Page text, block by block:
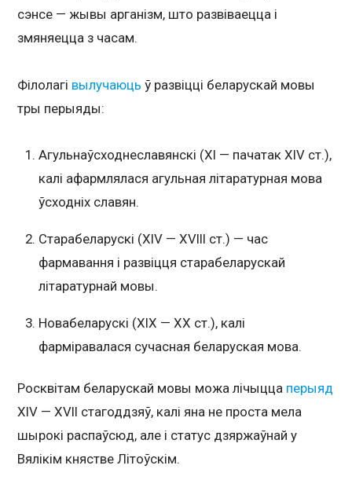
сэнсе — жывы арганізм, што развіваецца і
змяняецца з часам.
Філолагі вылучаюць ў развіцці беларускай мовы
тры перыяды:
Агульнаўсходнеславянскі (ХІ — пачатак ХІV ст.),
калі афармлялася агульная літаратурная мова
ўсходніх славян.
Старабеларускі (XIV — XVIII ст.) — час
фармавання і развіцця старабеларускай
літаратурнай мовы.
Новабеларускі (ХІХ — ХХ ст.), калі
фарміравалася сучасная беларуская мова.
Росквітам беларускай мовы можа лічыцца перыяд
XIV — XVII стагоддзяў, калі яна не проста мела
шырокі распаўсюд, але і статус дзяржаўнай у
Вялікім княстве Літоўскім.